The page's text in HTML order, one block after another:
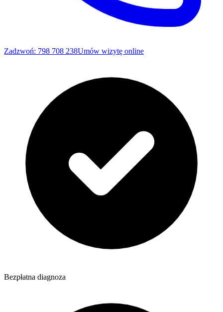
Zadzwoń: 798 708 238Umów wizytę online
Bezpłatna diagnoza